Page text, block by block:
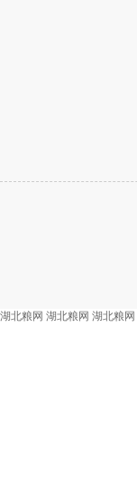
湖北粮网 湖北粮网 湖北粮网